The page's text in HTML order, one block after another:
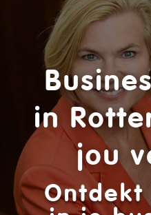
in
jou
Ontdekt